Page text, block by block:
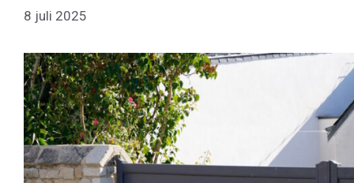
8 juli 2025